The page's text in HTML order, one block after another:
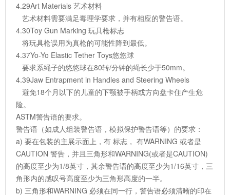
4.29Art Materials 艺术材料
艺术材料需要满足毒理学要求，并有相应的警告语。
4.30Toy Gun Marking 玩具枪标志
将玩具枪误用为真枪的可能性降到最低。
4.37Yo-Yo Elastic Tether Toys悠悠球
要求系绳子的悠悠球在80转/分钟的绳长少于50mm。
4.39Jaw Entrapment in Handles and Steering Wheels
避免18个月以下的儿童的下颚被手柄或方向盘卡住产生危
险。
ASTM警告语的要求。
警告语（如成人组装警告语，模拟保护警告语等）的要求：
a) 要在包装的主展示面上，有 标志， 有WARNING 或者是
CAUTION 警告，并且三角形和WARNING(或者是CAUTION)
的高度至少为1/8英寸，其余警告语的高度至少为1/16英寸，三
角形内的感叹号高度至少为三角形高度的一半。
b) 三角形和WARNING 必须在同一行，警告语必须清晰的印在